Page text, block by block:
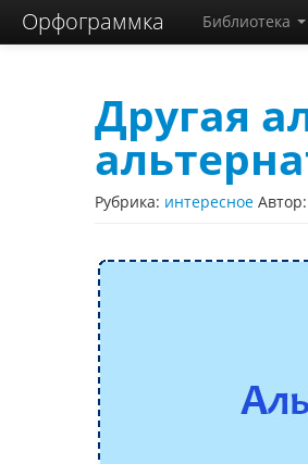
Орфограммка Библиотека
Другая
Рубрика: интересное Автор: